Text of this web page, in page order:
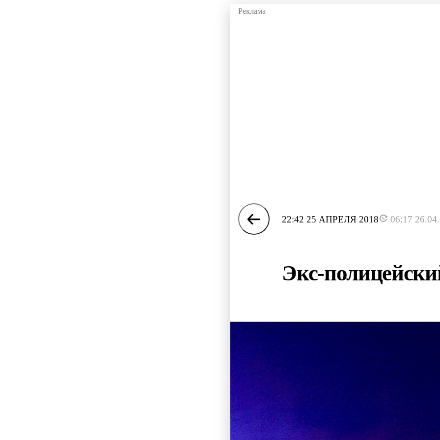
22:42 25 АПРЕЛЯ 2018 06:17
Экс-